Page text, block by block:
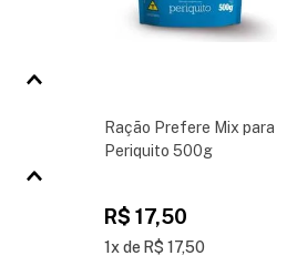
Ração Prefere Mix para
Periquito 500g
R$ 17,50
1 R$ 17,50